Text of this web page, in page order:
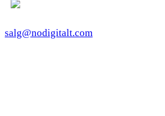
salg@nodigitalt.com